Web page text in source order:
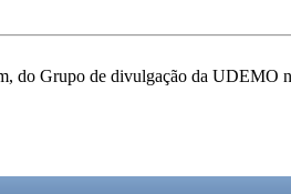
do Grupo de divulgação da UDEMO